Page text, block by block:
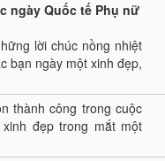
ngày Quốc tế Phụ nữ
lời chúc nồng nhiệt
bạn ngày một xinh đẹp,
thành công trong cuộc
đẹp trong mắt một